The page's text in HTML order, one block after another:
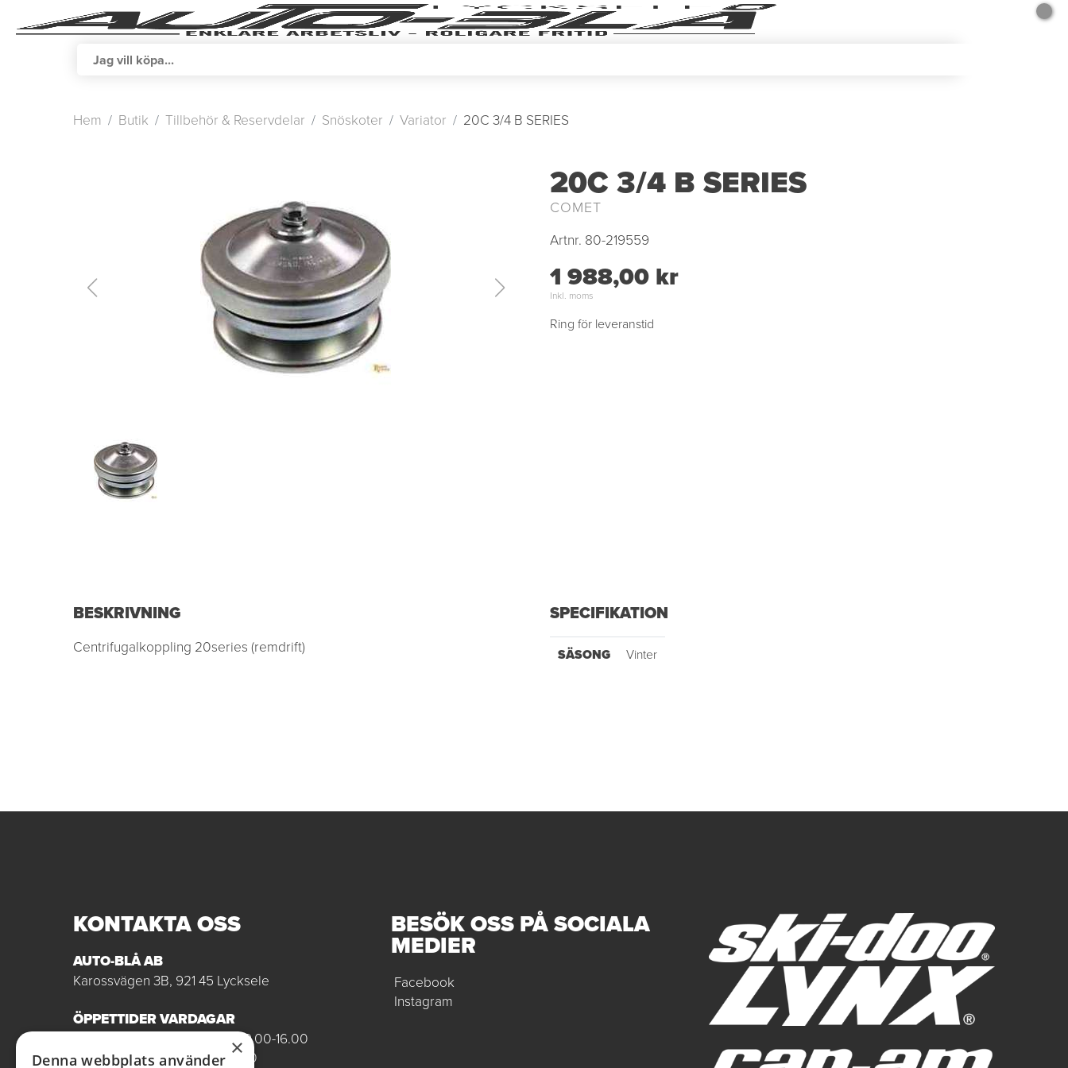
Hem Butik Tillbehör & Reservdelar Snöskoter Variator 20C 3/4 B SERIES
20C 3/4 B SERIES
COMET
Artnr. 80-219559
1 988,00 kr
Inkl. moms
Ring för leveranstid
BESKRIVNING
Centrifugalkoppling 20series (remdrift)
SPECIFIKATION
SÄSONG Vinter
KONTAKTA OSS
AUTO-BLÅ AB
Karossvägen 3B, 921 45 Lycksele
ÖPPETTIDER VARDAGAR
Butik/Försäljning vardagar 09.00-16.00
Verkstad vardagar 07.00-16.00
BESÖK OSS PÅ SOCIALA
MEDIER
Facebook
Instagram
×
Denna webbplats använder